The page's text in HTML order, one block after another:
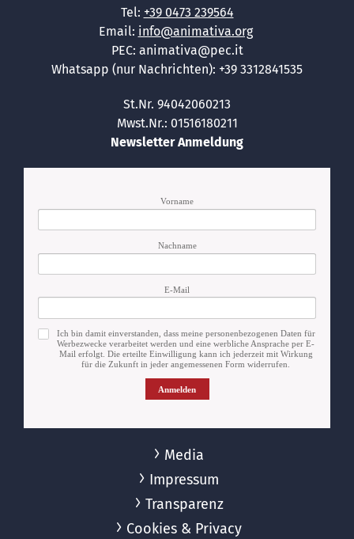
Tel: +39 0473 239564
Email: info@animativa.org
PEC: animativa@pec.it
Whatsapp (nur Nachrichten): +39 3312841535
St.Nr. 94042060213
Mwst.Nr.: 01516180211
Newsletter Anmeldung
Vorname
Nachname
E-Mail
Ich bin damit einverstanden, dass meine personenbezogenen Daten für
Werbezwecke verarbeitet werden und eine werbliche Ansprache per E-
Mail erfolgt. Die erteilte Einwilligung kann ich jederzeit mit Wirkung
für die Zukunft in jeder angemessenen Form widerrufen.
Anmelden
Media
Impressum
Transparenz
Cookies & Privacy